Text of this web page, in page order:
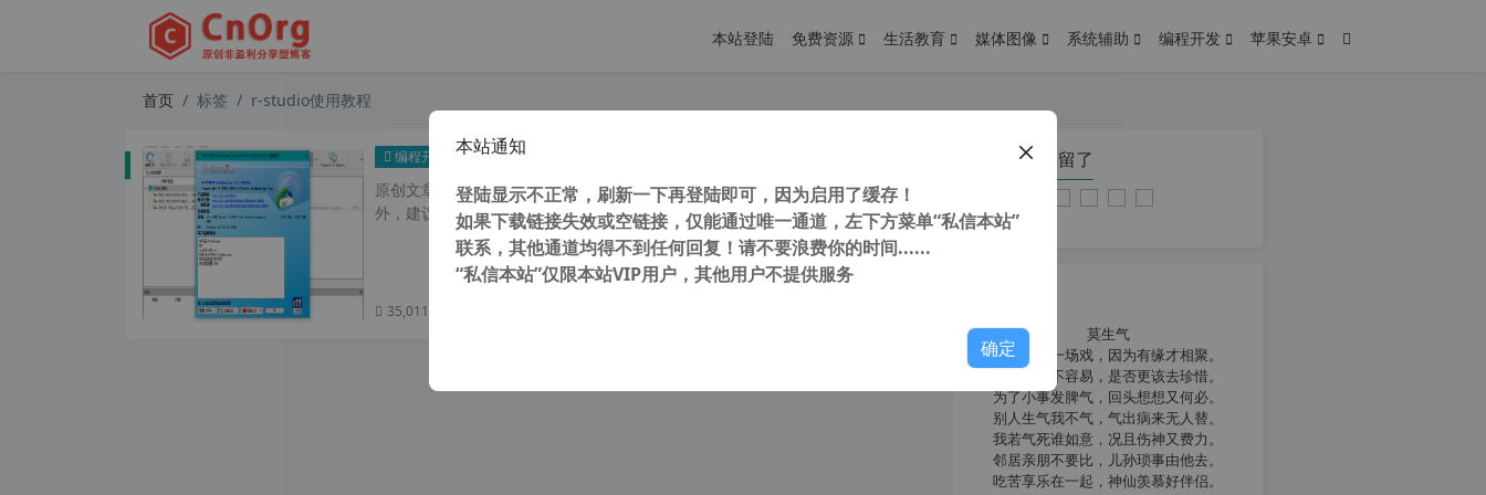
本站登陆 免费资源 生活教育 媒体图像 系统辅助 编程开发 苹果安卓
首页 标签 r-studio使用教程
编程开发 R-Studio Technician v9.2.191153 (数据恢复软件) 中文汉化特别版
原创文章，转载请注明： 转载自cnorg.12hp.de 注意：由于网站空间位于国
外，建议避开晚上的访问高峰期...
35,011 次浏览
您在本页停留了
莫生气
人生就像一场戏，因为有缘才相聚。
相扶到老不容易，是否更该去珍惜。
为了小事发脾气，回头想想又何必。
别人生气我不气，气出病来无人替。
我若气死谁如意，况且伤神又费力。
邻居亲朋不要比，儿孙琐事由他去。
吃苦享乐在一起，神仙羡慕好伴侣。
本站通知
登陆显示不正常，刷新一下再登陆即可，因为启用了缓存！
如果下载链接失效或空链接，仅能通过唯一通道，左下方菜单“私信本站”
联系，其他通道均得不到任何回复！请不要浪费你的时间......
“私信本站”仅限本站VIP用户，其他用户不提供服务
确定